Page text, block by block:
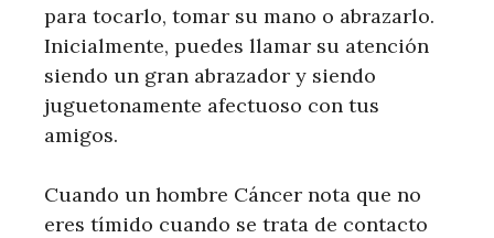
para tocarlo, tomar su mano o abrazarlo.
Inicialmente, puedes llamar su atención
siendo un gran abrazador y siendo
juguetonamente afectuoso con tus
amigos.
Cuando un hombre Cáncer nota que no
eres tímido cuando se trata de contacto